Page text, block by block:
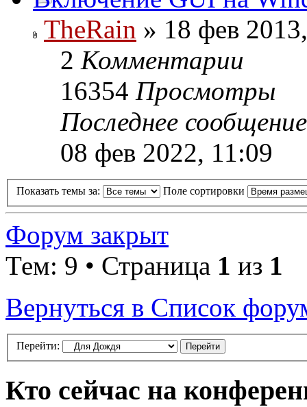
TheRain » 18 фев
2 Комментарии
16354 Просмотры
Последнее
08 фев 2022, 11:09
Показать темы за: Поле сортировки
Форум закрыт
Тем: 9 • Страница 1 из 1
Вернуться в Список
Перейти:
Кто сейчас на